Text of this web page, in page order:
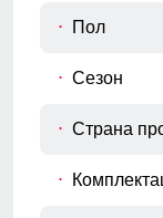
Пол
Сезон
Страна